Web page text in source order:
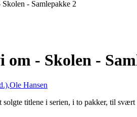
- Samlepakke 2
om - Skolen -
,Ole Hansen
solgte titlene i serien, i to pakker, til